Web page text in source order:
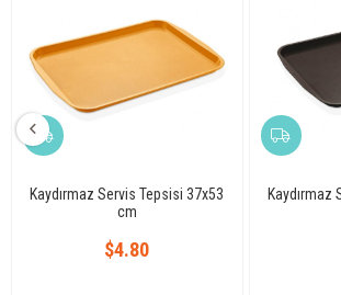
Kaydırmaz Servis Tepsisi 37x53
cm
$4.80
Kaydırmaz